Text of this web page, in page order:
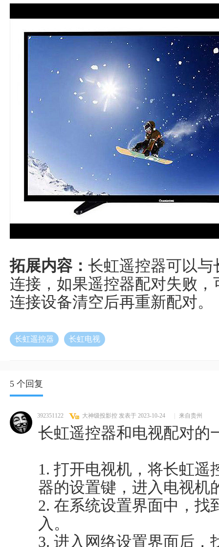
拓展内容： 长虹遥控器可以
连接，如果遥控器配对失败
连接设备清空后再重新配对。
长虹遥控器 长虹电视
5 个回复
392351122 大神级投影控 发表于 2023-10-24 来自贵州
长虹遥控器和电视配对的
1. 打开电视机，将长虹遥
器的设置键，进入电视机
2. 在系统设置界面中，找
入。
3. 进入网络设置界面后，